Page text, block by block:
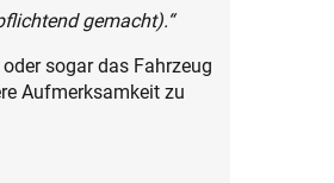
gemacht).“
sogar das Fahrzeug
Aufmerksamkeit zu